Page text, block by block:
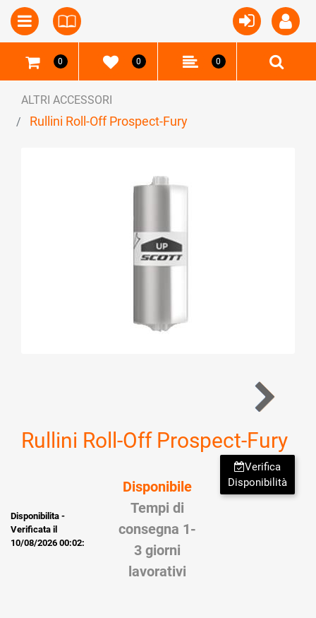
Open Open menu
0 0 0
ALTRI ACCESSORI
Rullini Roll-Off Prospect-Fury
Rullini Roll-Off Prospect-Fury
Disponibilita -
Verificata il
10/08/2026 00:02:
Verifica
Disponibilità
Disponibile
Tempi di
consegna 1-
3 giorni
lavorativi